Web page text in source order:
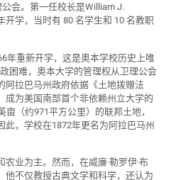
会。第一任校长是William J.
开学，当时有 80 名学生和 10 名教职
年重新开学，这是奥本学校历史上唯
困难，奥本大学的管理权从卫理公会
阿拉巴马州政府依据《土地拨赠法
成为美国南部首个非依赖州立大学的
（约971平方公里）的联邦土地，
此，学校在1872年更名为阿拉巴马州
业为主。然而，在威廉·勒罗伊·布
他不仅教授古典文学和科学，还认为